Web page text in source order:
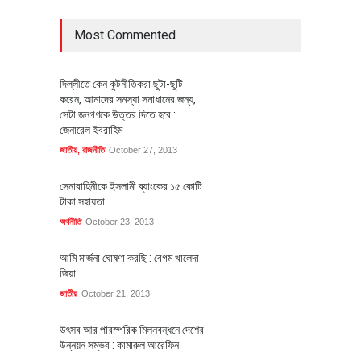
Most Commented
দিল্লীতে কেন কুটনীতিকরা ছুটা-ছুটি
করেন, আমাদের সমস্যা সমাধানের জন্য,
সেটা জনগণকে উত্তর দিতে হবে :
জেনারেল ইবরাহিম
জাতীয়, রাজনীতি October 27, 2013
সেনাবাহিনীকে ইসলামী ব্যাংকের ১৫ কোটি
টাকা সহায়তা
অর্থনীতি October 23, 2013
আমি মার্জনা ঘোষণা করছি : বেগম খালেদা
জিয়া
জাতীয় October 21, 2013
উৎসব আর পারস্পরিক মিলনবন্ধনে দেশের
উন্নয়ন সম্ভব : কামারুল আরেফিন